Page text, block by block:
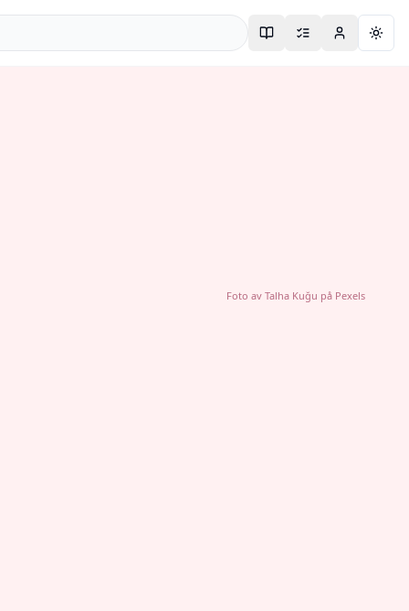
Foto av Talha Kuğu på Pexels